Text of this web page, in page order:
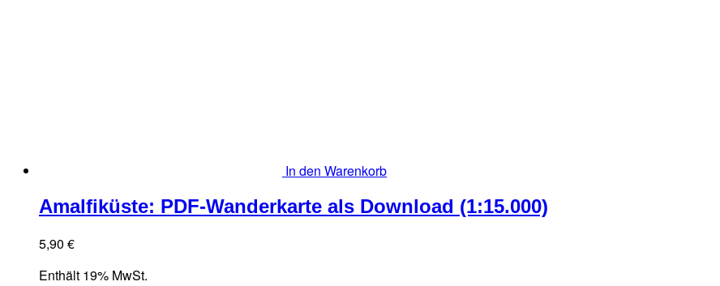
In den Warenkorb
Amalfiküste: PDF-Wanderkarte als Download (1:15.000)
5,90 €
Enthält 19% MwSt.